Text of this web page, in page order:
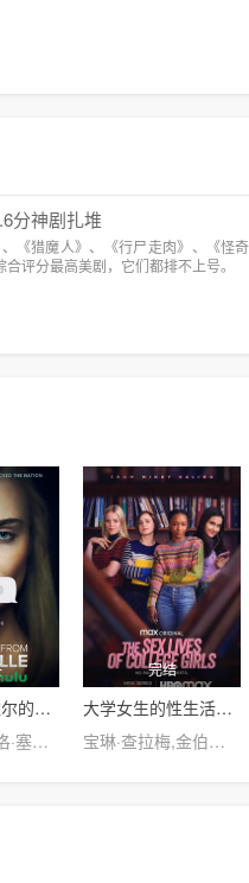
分神剧扎堆
《猎魔人》、《行尸走肉》、《怪
评分最高美剧，它们都排不上号。
来自普莱恩维尔的女孩第一季
艾丽·范宁,科洛·塞维尼,科尔顿·瑞安,Callie·Brook·McClincy,Aleks·Alifirenko·Jr.,杰弗里·沃尔伯格,卡伊·伦诺克斯,Ella·Kennedy·Davis,阿雅·卡什,凯利·奥科,J.C.麦肯泽,Andrew·Dicostanzo,Mattie·Liptak,梅丽莎·庞西奥,Craig·Anton,迈克尔·莫斯利,卡拉·布欧诺
完结
大学女生的性生活第一季
宝琳·查拉梅,金伯利·马图拉,米多莉·弗朗西斯,劳伦·斯宾瑟,史蒂芬·瓜里诺,卡维·拉德尼尔,马特·马洛伊,嘉文·莱特伍德,肯尼迪·利·斯洛克姆,马修·戈尔德,莱西·哈特塞尔,罗布·许贝尔,莱克斯·金,佩吉·陆,雪莉·谢波德,妮可·沙利文,吉利安·阿美娜特